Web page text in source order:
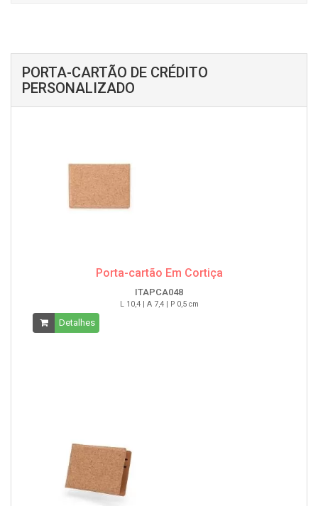
PORTA-CARTÃO DE CRÉDITO
PERSONALIZADO
Porta-cartão Em Cortiça
ITAPCA048
L 10,4 | A 7,4 | P 0,5 cm
Detalhes